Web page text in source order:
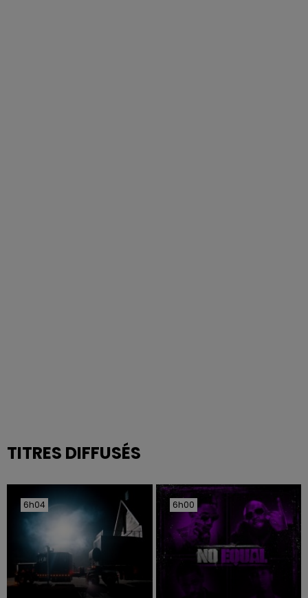
TITRES DIFFUSÉS
6h04
6h04 6h00
6h00